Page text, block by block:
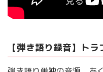
【弾き語り録音】ト